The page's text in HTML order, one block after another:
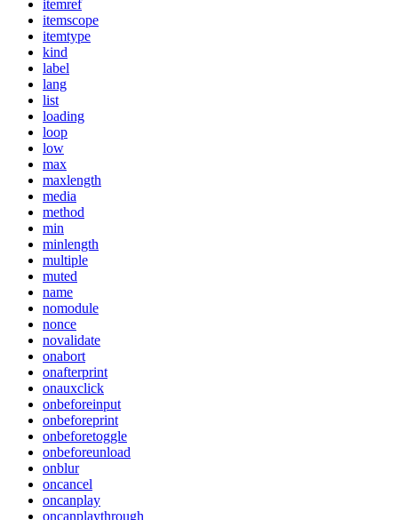
itemref
itemscope
itemtype
kind
label
lang
list
loading
loop
low
max
maxlength
media
method
min
minlength
multiple
muted
name
nomodule
nonce
novalidate
onabort
onafterprint
onauxclick
onbeforeinput
onbeforeprint
onbeforetoggle
onbeforeunload
onblur
oncancel
oncanplay
oncanplaythrough